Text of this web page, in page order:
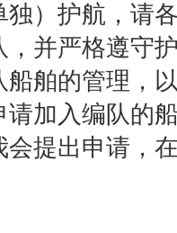
）护航，请
，并严格遵守
舶的管理，
请加入编队的
会提出申请，